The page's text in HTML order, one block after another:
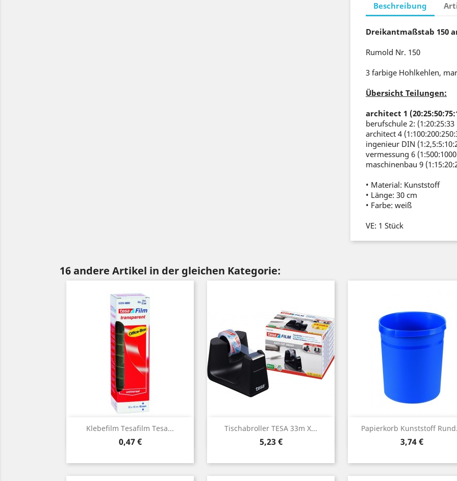
Beschreibung
Dreikantmaßstab 150
Rumold Nr. 150
3 farbige Hohlkehlen,
Übersicht Teilungen:
architect 1
berufschule 2: (1:20:25:33
architect 4
ingenieur DIN
vermessung 6
maschinenbau 9
• Material: Kunststoff
• Länge: 30 cm
• Farbe: weiß
VE: 1 Stück
16 andere Artikel in der gleichen Kategorie:
Klebefilm Tesafilm Tesa...
Preis
0,47 €
Vorschau Tischabroller TESA 33m X...
Preis
5,23 €
Vorschau Papierkorb Kunststoff
Preis
3,74 €
 Vorschau